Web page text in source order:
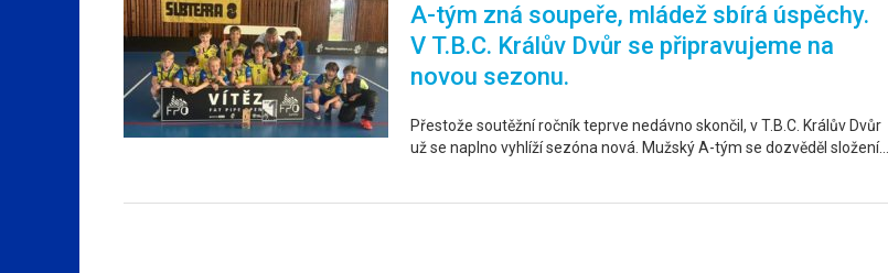
A-tým zná soupeře, mládež sbírá úspěchy.
V T.B.C. Králův Dvůr se připravujeme na
novou sezonu.
Přestože soutěžní ročník teprve nedávno skončil, v T.B.C. Králův Dvůr
už se naplno vyhlíží sezóna nová. Mužský A-tým se dozvěděl složení…